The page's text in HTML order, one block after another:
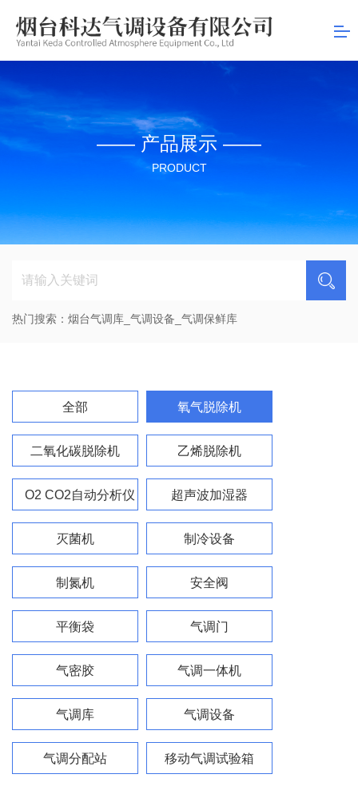
—— 产品展示 ——
PRODUCT
热门搜索： 烟台气调库_气调设备_气调保鲜库
全部 氧气脱除机
二氧化碳脱除机 乙烯脱除机
O2 CO2自动分析仪 超声波加湿器
灭菌机 制冷设备
制氮机 安全阀
平衡袋 气调门
气密胶 气调一体机
气调库 气调设备
气调分配站 移动气调试验箱